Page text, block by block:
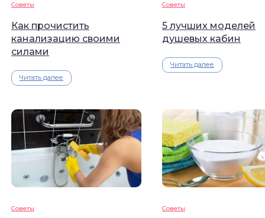
Советы
Как прочистить
канализацию своими
силами
Читать далее
Советы
5 лучших моделей
душевых кабин
Читать далее
Советы Советы